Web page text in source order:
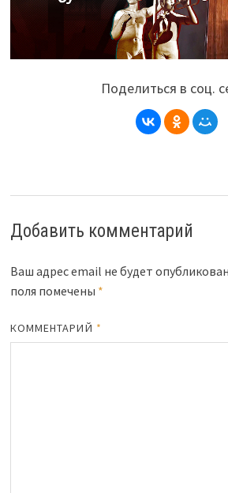
Поделиться в соц.
Добавить комментарий
Ваш адрес email не будет
поля помечены *
КОММЕНТАРИЙ *